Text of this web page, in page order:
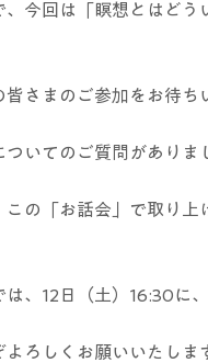
、今回は「瞑想とはど
皆さまのご参加をお待ち
ついてのご質問がありま
この「お話会」で取り上
は、12日（土）16:30に
よろしくお願いいたし